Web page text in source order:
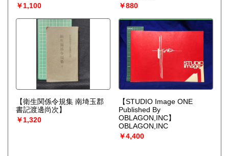
￥1,100
￥880
【衛生関係令規集 南埼玉郡
書記渡邊尚次】
￥1,320
【STUDIO Image ONE
Published By
OBLAGON,INC】
OBLAGON,INC
￥4,400